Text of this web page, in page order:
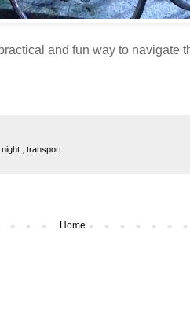
and fun way to navigate
, transport
Home